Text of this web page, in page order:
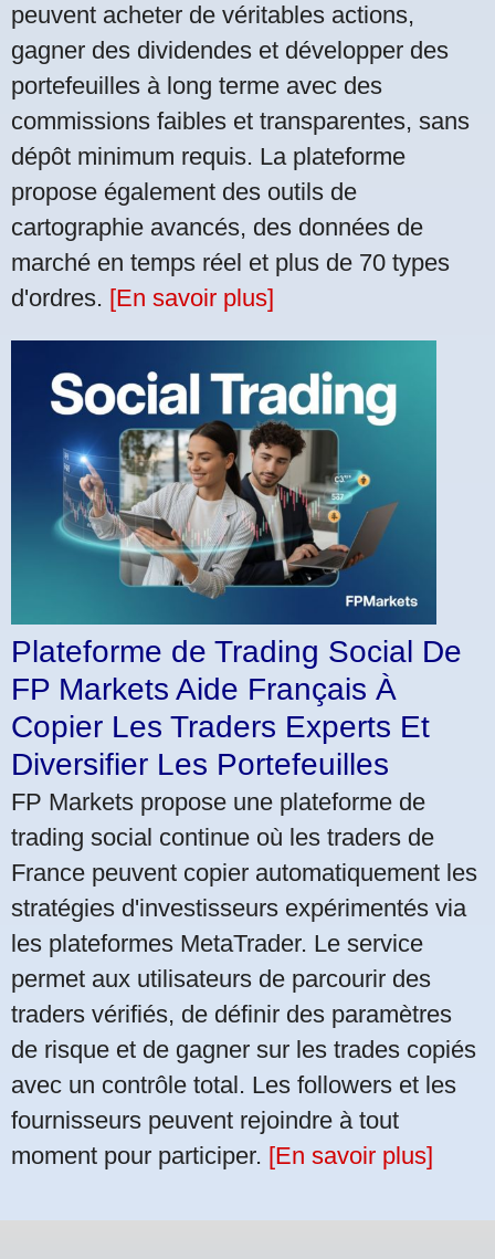
peuvent acheter de véritables actions,
gagner des dividendes et développer des
portefeuilles à long terme avec des
commissions faibles et transparentes, sans
dépôt minimum requis. La plateforme
propose également des outils de
cartographie avancés, des données de
marché en temps réel et plus de 70 types
d'ordres. [En savoir plus]
Plateforme de Trading Social De
FP Markets Aide Français À
Copier Les Traders Experts Et
Diversifier Les Portefeuilles
FP Markets propose une plateforme de
trading social continue où les traders de
France peuvent copier automatiquement les
stratégies d'investisseurs expérimentés via
les plateformes MetaTrader. Le service
permet aux utilisateurs de parcourir des
traders vérifiés, de définir des paramètres
de risque et de gagner sur les trades copiés
avec un contrôle total. Les followers et les
fournisseurs peuvent rejoindre à tout
moment pour participer. [En savoir plus]